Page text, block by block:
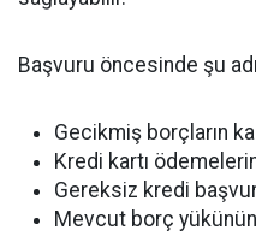
Başvuru öncesinde şu
Gecikmiş borçların
Kredi kartı
Gereksiz kredi
Mevcut borç